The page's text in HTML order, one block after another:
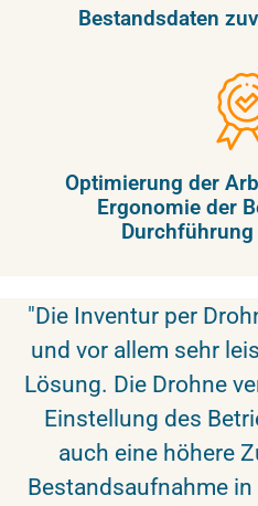
Bestandsdaten
Optimierung der
Ergonomie der
"Die Inventur per
und vor allem sehr
Lösung. Die Drohne
Einstellung des
auch eine höhere
Bestandsaufnahme